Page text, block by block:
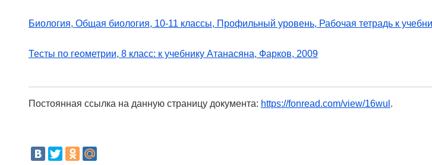
Биология, Общая биология, 10-11 классы, Профильный уровень, Рабочая тетрадь к
Тесты по геометрии, 8 класс: к учебнику Атанасяна, Фарков, 2009
Постоянная ссылка на данную страницу документа: https://fonread.com/view/16wul .